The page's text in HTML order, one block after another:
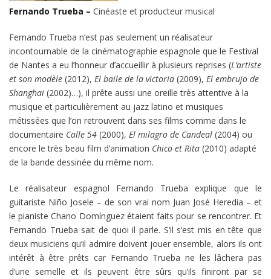
Fernando Trueba – Cinéaste et producteur musical
Fernando Trueba n’est pas seulement un réalisateur
incontournable de la cinématographie espagnole que le Festival
de Nantes a eu l’honneur d’accueillir à plusieurs reprises (L’artiste
et son modèle (2012), El baile de la victoria (2009), El embrujo de
Shanghai (2002)…), il prête aussi une oreille très attentive à la
musique et particulièrement au jazz latino et musiques
métissées que l’on retrouvent dans ses films comme dans le
documentaire Calle 54 (2000), El milagro de Candeal (2004) ou
encore le très beau film d’animation Chico et Rita (2010) adapté
de la bande dessinée du même nom.
Le réalisateur espagnol Fernando Trueba explique que le
guitariste Niño Josele – de son vrai nom Juan José Heredia – et
le pianiste Chano Domínguez étaient faits pour se rencontrer. Et
Fernando Trueba sait de quoi il parle. S’il s’est mis en tête que
deux musiciens qu’il admire doivent jouer ensemble, alors ils ont
intérêt à être prêts car Fernando Trueba ne les lâchera pas
d’une semelle et ils peuvent être sûrs qu’ils finiront par se